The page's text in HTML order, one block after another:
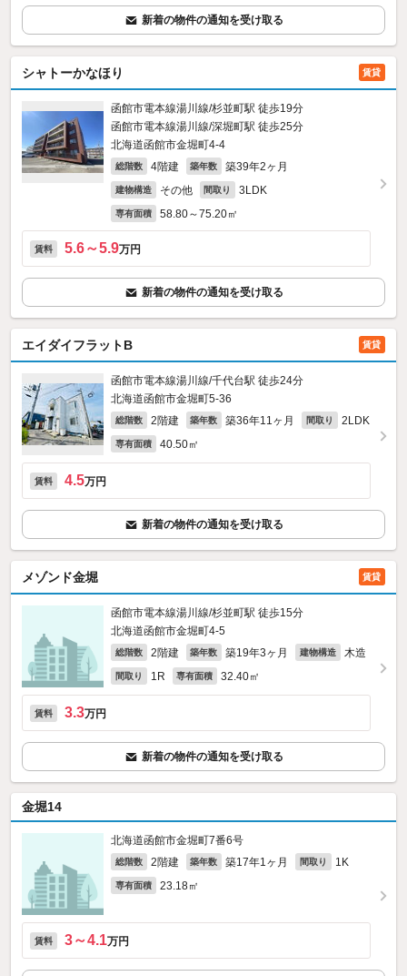
新着の物件の通知を受け取る
シャトーかなほり 賃貸
函館市電本線湯川線/杉並町駅 徒歩19分
函館市電本線湯川線/深堀町駅 徒歩25分
北海道函館市金堀町4-4
総階数 4階建 築年数 築39年2ヶ月
建物構造 その他 間取り 3LDK
専有面積 58.80～75.20㎡
賃料 5.6～5.9万円
新着の物件の通知を受け取る
エイダイフラットB 賃貸
函館市電本線湯川線/千代台駅 徒歩24分
北海道函館市金堀町5-36
総階数 2階建 築年数 築36年11ヶ月 間取り 2LDK
専有面積 40.50㎡
賃料 4.5万円
新着の物件の通知を受け取る
メゾンド金堀 賃貸
函館市電本線湯川線/杉並町駅 徒歩15分
北海道函館市金堀町4-5
総階数 2階建 築年数 築19年3ヶ月 建物構造 木造
間取り 1R 専有面積 32.40㎡
賃料 3.3万円
新着の物件の通知を受け取る
金堀14
北海道函館市金堀町7番6号
総階数 2階建 築年数 築17年1ヶ月 間取り 1K
専有面積 23.18㎡
賃料 3～4.1万円